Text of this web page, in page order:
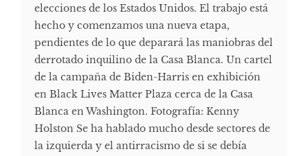
elecciones de los Estados Unidos. El trabajo está
hecho y comenzamos una nueva etapa,
pendientes de lo que deparará las maniobras del
derrotado inquilino de la Casa Blanca. Un cartel
de la campaña de Biden-Harris en exhibición
en Black Lives Matter Plaza cerca de la Casa
Blanca en Washington. Fotografía: Kenny
Holston Se ha hablado mucho desde sectores de
la izquierda y el antirracismo de si se debía